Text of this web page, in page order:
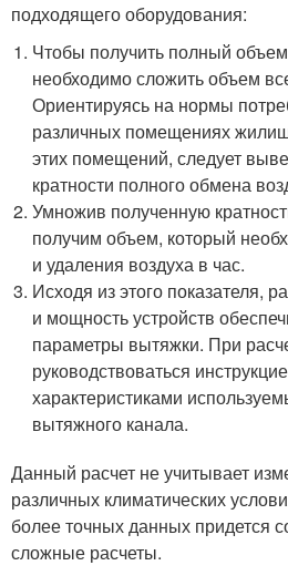
подходящего оборудования:
Чтобы получить полный
необходимо сложить объем
Ориентируясь на нормы
различных помещениях
этих помещений, следует
кратности полного обмена
Умножив полученную
получим объем, который
и удаления воздуха в час.
Исходя из этого показателя,
и мощность устройств
параметры вытяжки. При
руководствоваться
характеристиками
вытяжного канала.
Данный расчет не учитывает
различных климатических
более точных данных придется
сложные расчеты.